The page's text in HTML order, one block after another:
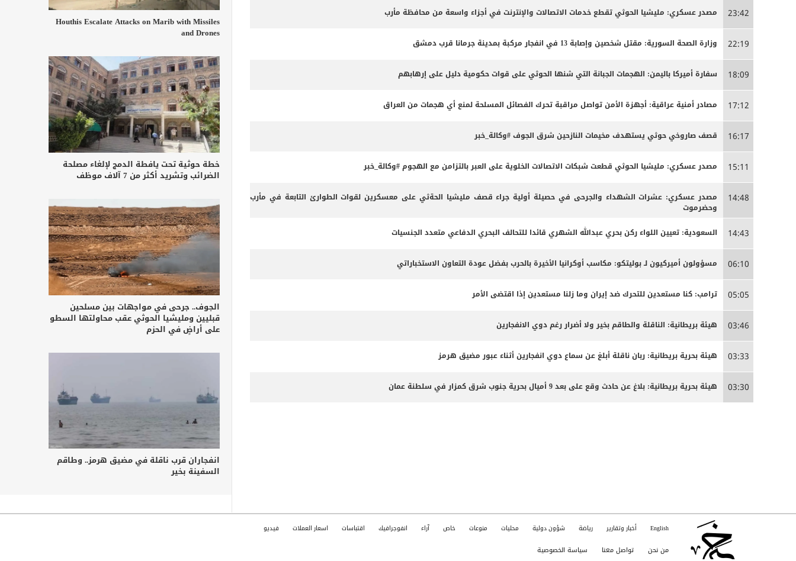
23:42 مصدر عسكري: مليشيا الحوثي تقطع خدمات الاتصالات والإنترنت في أجزاء واسعة من محافظة مأرب
22:19 وزارة الصحة السورية: مقتل شخصين وإصابة 13 في انفجار مركبة بمدينة جرمانا قرب دمشق
18:09 سفارة أميركا باليمن: الهجمات الجبانة التي شنها الحوثي على قوات حكومية دليل على إرهابهم
17:12 مصادر أمنية عراقية: أجهزة الأمن تواصل مراقبة تحرك الفصائل المسلحة لمنع أي هجمات من العراق
16:17 قصف صاروخي حوثي يستهدف مخيمات النازحين شرق الجوف #وكالة_خبر
15:11 مصدر عسكري: مليشيا الحوثي قطعت شبكات الاتصالات الخلوية على العبر بالتزامن مع الهجوم #وكالة_خبر
14:48
مصدر عسكري: عشرات الشهداء والجرحى ‏في حصيلة أولية جراء قصف مليشيا الحةثي على معسكرين لقوات الطوارئ التابعة في مأرب
وحضرموت
14:43 السعودية: تعيين اللواء ركن بحري عبدالله الشهري قائدا للتحالف البحري الدفاعي متعدد الجنسيات
06:10 مسؤولون أميركيون لـ بوليتكو: مكاسب أوكرانيا الأخيرة بالحرب بفضل عودة التعاون الاستخباراتي
05:05 ترامب: كنا مستعدين للتحرك ضد إيران وما زلنا مستعدين إذا اقتضى الأمر
03:46 هيئة بريطانية: الناقلة والطاقم بخير ولا أضرار رغم دوي الانفجارين
03:33 هيئة بحرية بريطانية: ربان ناقلة أبلغ عن سماع دوي انفجارين أثناء عبور مضيق هرمز
03:30 هيئة بحرية بريطانية: بلاغ عن حادث وقع على بعد 9 أميال بحرية جنوب شرق كمزار في سلطنة عمان
Houthis Escalate Attacks on Marib with Missiles
and Drones
خطة حوثية تحت يافطة الدمج لإلغاء مصلحة
الضرائب وتشريد أكثر من 7 آلاف موظف
الجوف.. جرحى في مواجهات بين مسلحين
قبليين ومليشيا الحوثي عقب محاولتها السطو
على أراضٍ في الحزم
انفجاران قرب ناقلة في مضيق هرمز.. وطاقم
السفينة بخير
English أخبار وتقارير رياضة شؤون دولية محليات منوعات خاص آراء انفوجرافيك اقتباسات اسعار العملات فيديو
من نحن تواصل معنا سياسة الخصوصية